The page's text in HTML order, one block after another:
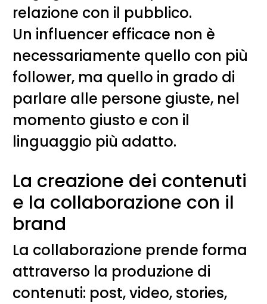
relazione con il pubblico.
Un influencer efficace non è
necessariamente quello con più
follower, ma quello in grado di
parlare alle persone giuste, nel
momento giusto e con il
linguaggio più adatto.
La creazione dei contenuti
e la collaborazione con il
brand
La collaborazione prende forma
attraverso la produzione di
contenuti: post, video, stories,